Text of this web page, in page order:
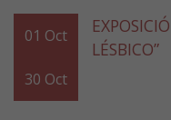
01 Oct
30 Oct
LÉSBICO”